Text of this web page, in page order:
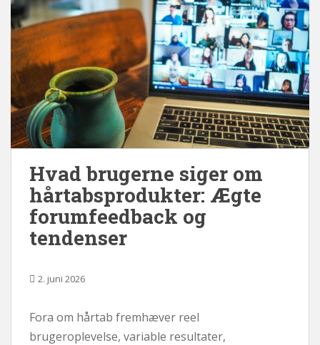
Hvad brugerne siger om
hårtabsprodukter: Ægte
forumfeedback og
tendenser
2. juni 2026
Fora om hårtab fremhæver reel
brugeroplevelse, variable resultater,